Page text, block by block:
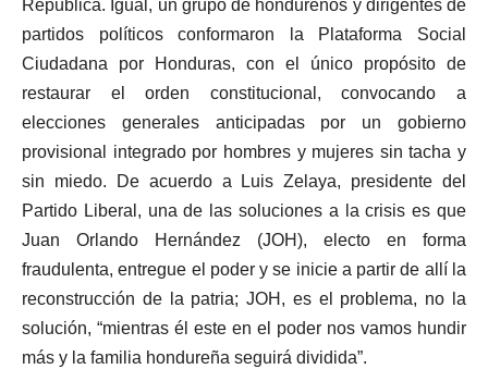
República. Igual, un grupo de hondureños y dirigentes de
partidos políticos conformaron la Plataforma Social
Ciudadana por Honduras, con el único propósito de
restaurar el orden constitucional, convocando a
elecciones generales anticipadas por un gobierno
provisional integrado por hombres y mujeres sin tacha y
sin miedo. De acuerdo a Luis Zelaya, presidente del
Partido Liberal, una de las soluciones a la crisis es que
Juan Orlando Hernández (JOH), electo en forma
fraudulenta, entregue el poder y se inicie a partir de allí la
reconstrucción de la patria; JOH, es el problema, no la
solución, “mientras él este en el poder nos vamos hundir
más y la familia hondureña seguirá dividida”.